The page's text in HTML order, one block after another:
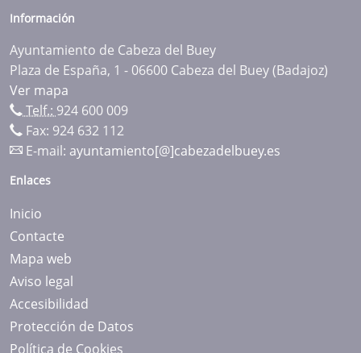
Información
Ayuntamiento de Cabeza del Buey
Plaza de España, 1 - 06600 Cabeza del Buey (Badajoz)
Ver mapa
Telf.: 924 600 009
Fax: 924 632 112
E-mail: ayuntamiento[@]cabezadelbuey.es
Enlaces
Inicio
Contacte
Mapa web
Aviso legal
Accesibilidad
Protección de Datos
Política de Cookies